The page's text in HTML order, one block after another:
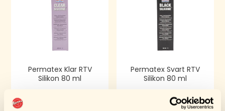
Permatex Klar RTV
Silikon 80 ml
Permatex Svart RTV
Silikon 80 ml
99,00kr